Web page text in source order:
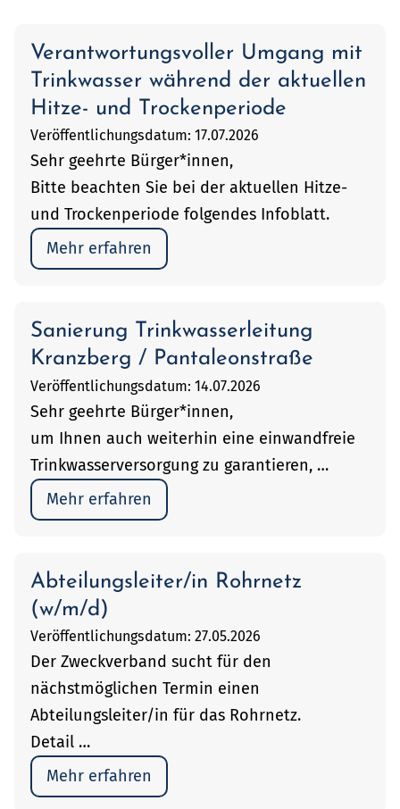
Verantwortungsvoller Umgang mit
Trinkwasser während der aktuellen
Hitze- und Trockenperiode
Veröffentlichungsdatum: 17.07.2026
Sehr geehrte Bürger*innen,
Bitte beachten Sie bei der aktuellen Hitze-
und Trockenperiode folgendes Infoblatt.
Mehr erfahren
Sanierung Trinkwasserleitung
Kranzberg / Pantaleonstraße
Veröffentlichungsdatum: 14.07.2026
Sehr geehrte Bürger*innen,
um Ihnen auch weiterhin eine einwandfreie
Trinkwasserversorgung zu garantieren, …
Mehr erfahren
Abteilungsleiter/in Rohrnetz
(w/m/d)
Veröffentlichungsdatum: 27.05.2026
Der Zweckverband sucht für den
nächstmöglichen Termin einen
Abteilungsleiter/in für das Rohrnetz.
Detail …
Mehr erfahren